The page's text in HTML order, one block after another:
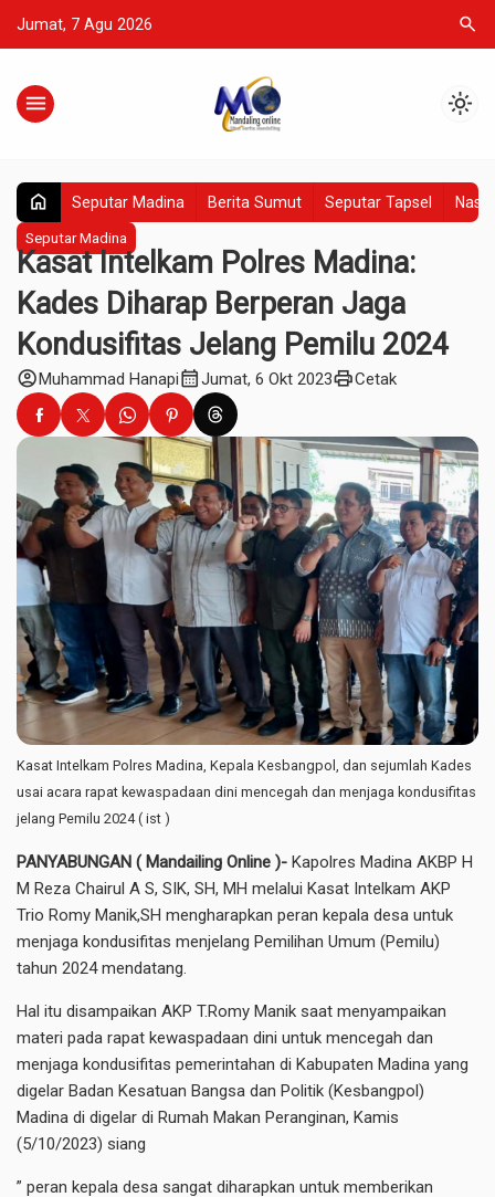
Jumat, 7 Agu 2026 search
menu light_mode
home Seputar Madina Berita Sumut Seputar Tapsel
Seputar Madina
Kasat Intelkam Polres Madina:
Kades Diharap Berperan Jaga
Kondusifitas Jelang Pemilu 2024
account_circleMuhammad Hanapicalendar_monthJumat, 6 Okt 2023printCetak
Kasat Intelkam Polres Madina, Kepala Kesbangpol, dan sejumlah Kades
usai acara rapat kewaspadaan dini mencegah dan menjaga kondusifitas
jelang Pemilu 2024 ( ist )
PANYABUNGAN ( Mandailing Online )- Kapolres Madina AKBP H
M Reza Chairul A S, SIK, SH, MH melalui Kasat Intelkam AKP
Trio Romy Manik,SH mengharapkan peran kepala desa untuk
menjaga kondusifitas menjelang Pemilihan Umum (Pemilu)
tahun 2024 mendatang.
Hal itu disampaikan AKP T.Romy Manik saat menyampaikan
materi pada rapat kewaspadaan dini untuk mencegah dan
menjaga kondusifitas pemerintahan di Kabupaten Madina yang
digelar Badan Kesatuan Bangsa dan Politik (Kesbangpol)
Madina di digelar di Rumah Makan Peranginan, Kamis
(5/10/2023) siang
” peran kepala desa sangat diharapkan untuk memberikan